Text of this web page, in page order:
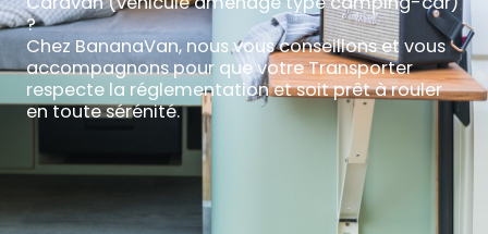
?
Chez BananaVan, nous vous conseillons et vous
accompagnons pour que votre Transporter
respecte la réglementation et soit prêt à rouler
en toute sérénité.